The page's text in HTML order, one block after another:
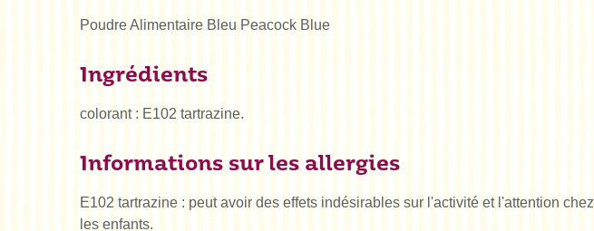
Poudre Alimentaire Bleu Peacock Blue
Ingrédients
colorant : E102 tartrazine.
Informations sur les allergies
E102 tartrazine : peut avoir des effets indésirables sur l'activité et l'attention chez
les enfants.